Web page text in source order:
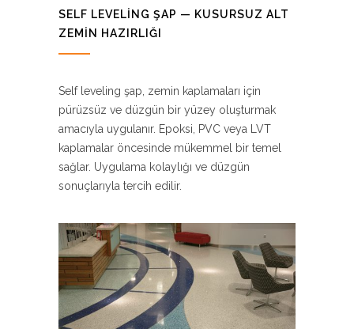
SELF LEVELING ŞAP — KUSURSUZ ALT
ZEMIN HAZIRLIĞI
Self leveling şap, zemin kaplamaları için
pürüzsüz ve düzgün bir yüzey oluşturmak
amacıyla uygulanır. Epoksi, PVC veya LVT
kaplamalar öncesinde mükemmel bir temel
sağlar. Uygulama kolaylığı ve düzgün
sonuçlarıyla tercih edilir.